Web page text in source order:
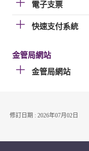
電子支票
快速支付系統
金管局網站
金管局網站
修訂日期 : 2026年07月02日